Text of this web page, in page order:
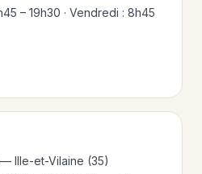
– 19h30 · Vendredi : 8h45
Ille-et-Vilaine (35)